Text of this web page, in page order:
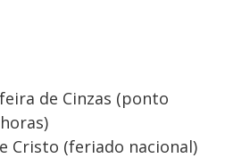
de Cinzas (ponto
Cristo (feriado nacional)